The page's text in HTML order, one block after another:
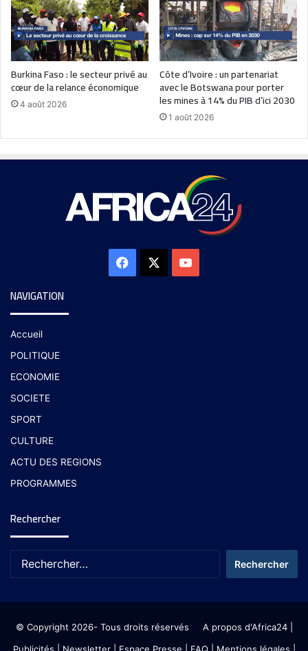
Burkina Faso : le secteur privé au
cœur de la relance économique
4 août 2026
Côte d’Ivoire : un partenariat
avec le Botswana pour porter
les mines à 14% du PIB d’ici 2030
1 août 2026
NAVIGATION
Accueil
POLITIQUE
ECONOMIE
SOCIETE
SPORT
CULTURE
ACTU DES REGIONS
PROGRAMMES
Rechercher
© Copyright 2026- Tous droits réservés A propos d'Africa24|